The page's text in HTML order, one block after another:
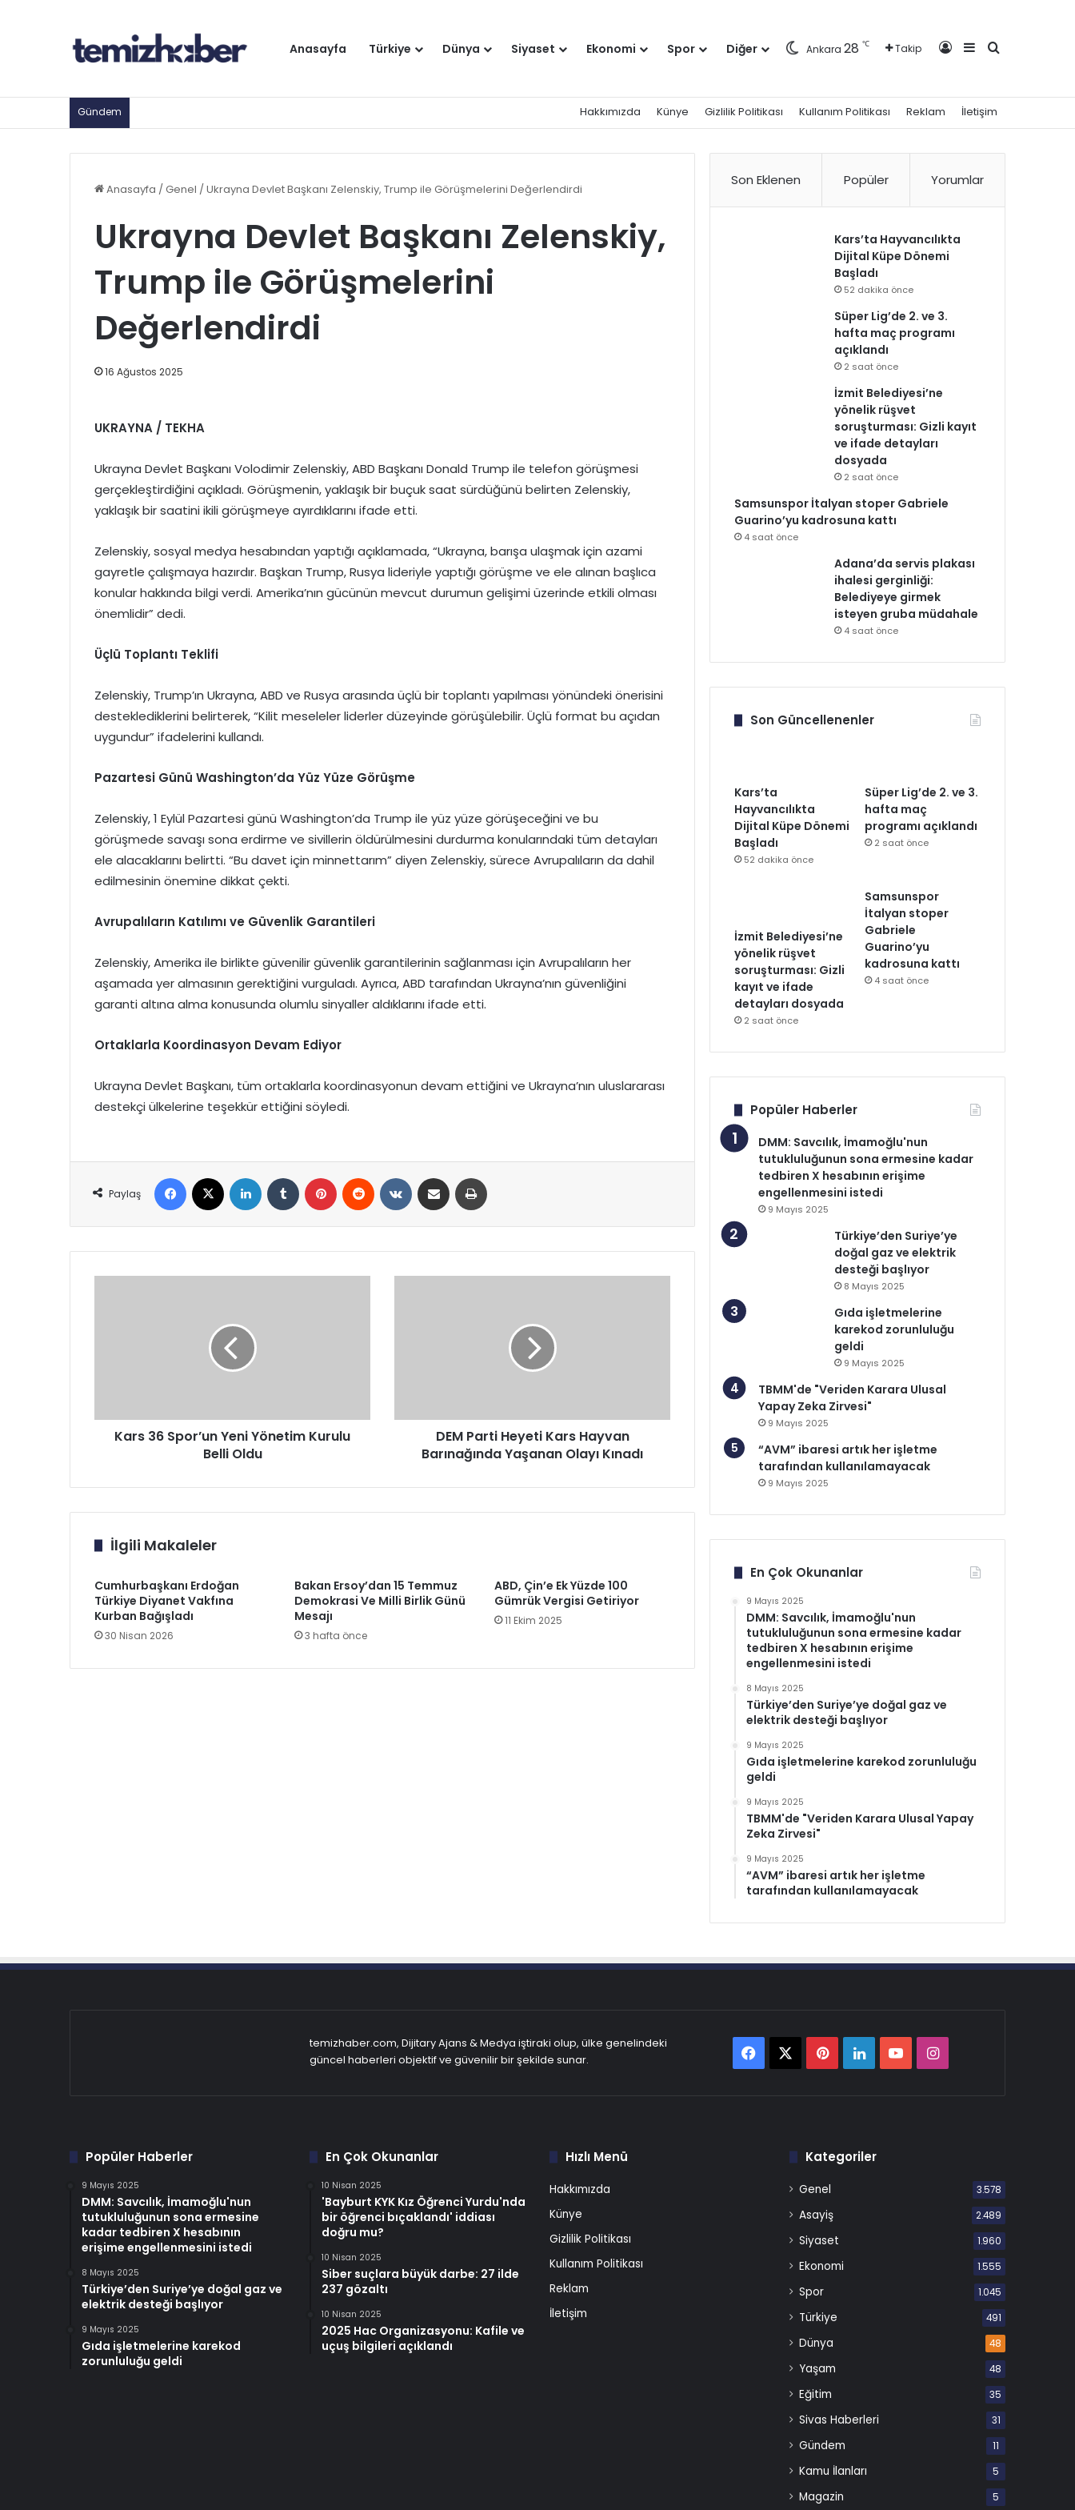
Anasayfa Türkiye Dünya Siyaset Ekonomi Spor Diğer Ankara 28 ℃ Takip Kayıt OlKenar Bölmesi
Arama yap
Gündem Hakkımızda Künye Gizlilik Politikası Kullanım Politikası Reklam İletişim
Anasayfa /Genel /Ukrayna Devlet Başkanı Zelenskiy, Trump ile Görüşmelerini Değerlendirdi
Ukrayna Devlet Başkanı Zelenskiy,
Trump ile Görüşmelerini
Değerlendirdi
16 Ağustos 2025
UKRAYNA / TEKHA
Ukrayna Devlet Başkanı Volodimir Zelenskiy, ABD Başkanı Donald Trump ile telefon görüşmesi
gerçekleştirdiğini açıkladı. Görüşmenin, yaklaşık bir buçuk saat sürdüğünü belirten Zelenskiy,
yaklaşık bir saatini ikili görüşmeye ayırdıklarını ifade etti.
Zelenskiy, sosyal medya hesabından yaptığı açıklamada, “Ukrayna, barışa ulaşmak için azami
gayretle çalışmaya hazırdır. Başkan Trump, Rusya lideriyle yaptığı görüşme ve ele alınan başlıca
konular hakkında bilgi verdi. Amerika’nın gücünün mevcut durumun gelişimi üzerinde etkili olması
önemlidir” dedi.
Üçlü Toplantı Teklifi
Zelenskiy, Trump’ın Ukrayna, ABD ve Rusya arasında üçlü bir toplantı yapılması yönündeki önerisini
desteklediklerini belirterek, “Kilit meseleler liderler düzeyinde görüşülebilir. Üçlü format bu açıdan
uygundur” ifadelerini kullandı.
Pazartesi Günü Washington’da Yüz Yüze Görüşme
Zelenskiy, 1 Eylül Pazartesi günü Washington’da Trump ile yüz yüze görüşeceğini ve bu
görüşmede savaşı sona erdirme ve sivillerin öldürülmesini durdurma konularındaki tüm detayları
ele alacaklarını belirtti. “Bu davet için minnettarım” diyen Zelenskiy, sürece Avrupalıların da dahil
edilmesinin önemine dikkat çekti.
Avrupalıların Katılımı ve Güvenlik Garantileri
Zelenskiy, Amerika ile birlikte güvenilir güvenlik garantilerinin sağlanması için Avrupalıların her
aşamada yer almasının gerektiğini vurguladı. Ayrıca, ABD tarafından Ukrayna’nın güvenliğini
garanti altına alma konusunda olumlu sinyaller aldıklarını ifade etti.
Ortaklarla Koordinasyon Devam Ediyor
Ukrayna Devlet Başkanı, tüm ortaklarla koordinasyonun devam ettiğini ve Ukrayna’nın uluslararası
destekçi ülkelerine teşekkür ettiğini söyledi.
Paylaş
Facebook LinkedIn Tumblr Pinterest Reddit VKontakteE-Posta ile paylaş
Kars 36 Spor’un Yeni Yönetim Kurulu
Belli Oldu
Kınadı
DEM Parti Heyeti Kars Hayvan
Barınağında Yaşanan Olayı Kınadı
İlgili Makaleler
Cumhurbaşkanı Erdoğan
Türkiye Diyanet Vakfına
Kurban Bağışladı
30 Nisan 2026
Bakan Ersoy’dan 15 Temmuz
Demokrasi Ve Milli Birlik Günü
Mesajı
3 hafta önce
ABD, Çin’e Ek Yüzde 100
Gümrük Vergisi Getiriyor
11 Ekim 2025
Son Eklenen Popüler Yorumlar
Kars’ta Hayvancılıkta
Dijital Küpe Dönemi
Başladı
52 dakika önce
Süper Lig’de 2. ve 3.
hafta maç programı
açıklandı
2 saat önce
İzmit Belediyesi’ne
yönelik rüşvet
soruşturması: Gizli kayıt
ve ifade detayları
dosyada
2 saat önce
Samsunspor İtalyan stoper Gabriele
Guarino’yu kadrosuna kattı
4 saat önce
Adana’da servis plakası
ihalesi gerginliği:
Belediyeye girmek
isteyen gruba müdahale
4 saat önce
Son Güncellenenler
Kars’ta
Hayvancılıkta
Dijital Küpe Dönemi
Başladı
52 dakika önce
Süper Lig’de 2. ve 3.
hafta maç
programı açıklandı
2 saat önce
İzmit Belediyesi’ne
yönelik rüşvet
soruşturması: Gizli
kayıt ve ifade
detayları dosyada
2 saat önce
Samsunspor
İtalyan stoper
Gabriele
Guarino’yu
kadrosuna kattı
4 saat önce
Popüler Haberler
DMM: Savcılık, İmamoğlu'nun
tutukluluğunun sona ermesine kadar
tedbiren X hesabının erişime
engellenmesini istedi
9 Mayıs 2025
Türkiye’den Suriye’ye
doğal gaz ve elektrik
desteği başlıyor
8 Mayıs 2025
Gıda işletmelerine
karekod zorunluluğu
geldi
9 Mayıs 2025
TBMM'de "Veriden Karara Ulusal
Yapay Zeka Zirvesi"
9 Mayıs 2025
“AVM” ibaresi artık her işletme
tarafından kullanılamayacak
9 Mayıs 2025
En Çok Okunanlar
9 Mayıs 2025
DMM: Savcılık, İmamoğlu'nun
tutukluluğunun sona ermesine kadar
tedbiren X hesabının erişime
engellenmesini istedi
8 Mayıs 2025
Türkiye’den Suriye’ye doğal gaz ve
elektrik desteği başlıyor
9 Mayıs 2025
Gıda işletmelerine karekod zorunluluğu
geldi
9 Mayıs 2025
TBMM'de "Veriden Karara Ulusal Yapay
Zeka Zirvesi"
9 Mayıs 2025
“AVM” ibaresi artık her işletme
tarafından kullanılamayacak
temizhaber.com, Dijitary Ajans & Medya iştiraki olup, ülke genelindeki
güncel haberleri objektif ve güvenilir bir şekilde sunar.
FacebookPinterest
LinkedInYouTubeInstagram
Popüler Haberler
9 Mayıs 2025
DMM: Savcılık, İmamoğlu'nun
tutukluluğunun sona ermesine
kadar tedbiren X hesabının
erişime engellenmesini istedi
8 Mayıs 2025
Türkiye’den Suriye’ye doğal gaz ve
elektrik desteği başlıyor
9 Mayıs 2025
Gıda işletmelerine karekod
zorunluluğu geldi
En Çok Okunanlar
10 Nisan 2025
'Bayburt KYK Kız Öğrenci Yurdu'nda
bir öğrenci bıçaklandı' iddiası
doğru mu?
10 Nisan 2025
Siber suçlara büyük darbe: 27 ilde
237 gözaltı
10 Nisan 2025
2025 Hac Organizasyonu: Kafile ve
uçuş bilgileri açıklandı
Hızlı Menü
Hakkımızda
Künye
Gizlilik Politikası
Kullanım Politikası
Reklam
İletişim
Kategoriler
Genel 3.578
Asayiş 2.489
Siyaset 1.960
Ekonomi 1.555
Spor 1.045
Türkiye 491
Dünya 48
Yaşam 48
Eğitim 35
Sivas Haberleri 31
Gündem 11
Kamu İlanları 5
Magazin 5